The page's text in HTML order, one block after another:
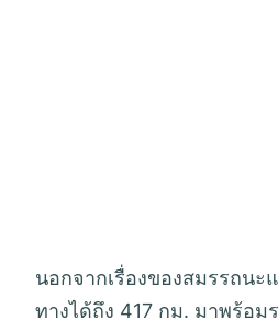
นอกจากเรื่องของสมรรถน
ทางได้ถึง 417 กม. มาพร้อ